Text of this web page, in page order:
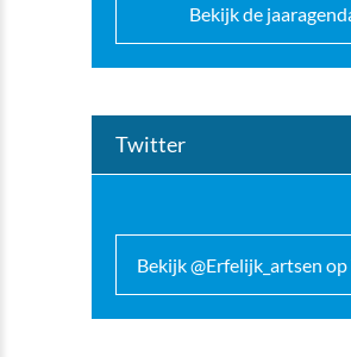
Bekijk de
Twitter
Bekijk @Erfelijk_artsen